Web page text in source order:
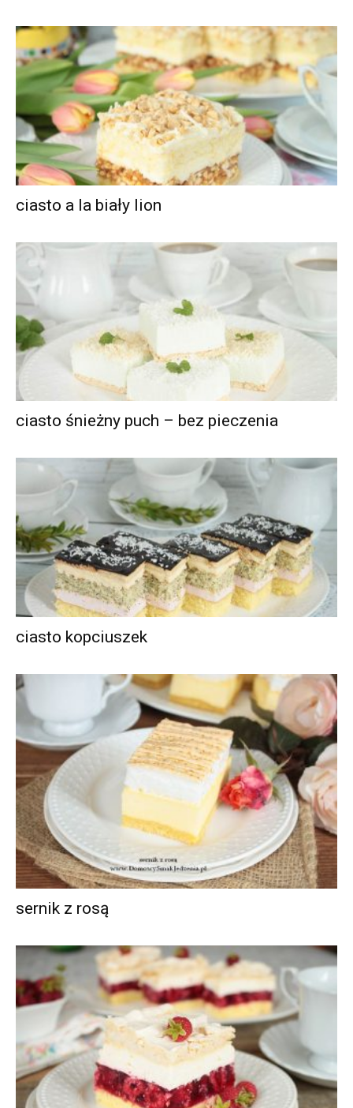
ciasto a la biały lion
ciasto śnieżny puch – bez pieczenia
ciasto kopciuszek
sernik z rosą